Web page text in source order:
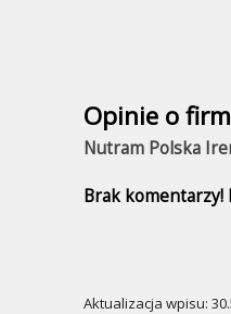
Opinie o
Nutram Polska
Brak
Aktualizacja wpisu: